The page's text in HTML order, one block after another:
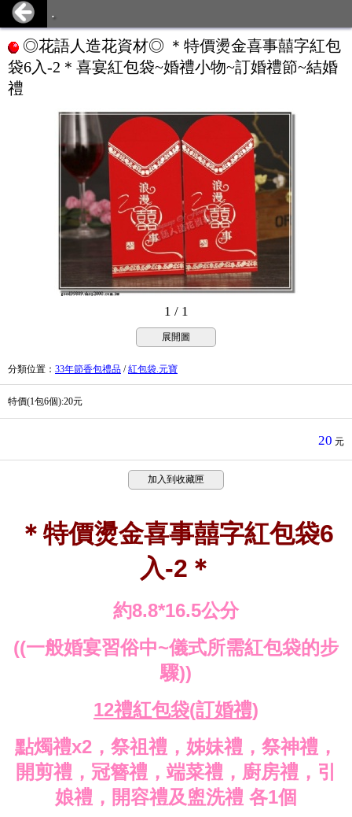
.
◎花語人造花資材◎ ＊特價燙金喜事囍字紅包
袋6入-2＊喜宴紅包袋~婚禮小物~訂婚禮節~結婚
禮
1 / 1
展開圖
分類位置 ： 33年節香包禮品 /紅包袋.元寶
特價(1包6個):20元
20 元
加入到收藏匣
＊特價燙金喜事囍字紅包袋6
入-2＊
約8.8*16.5公分
((一般婚宴習俗中~儀式所需紅包袋的步
驟))
12禮紅包袋(訂婚禮)
點燭禮x2，祭祖禮，姊妹禮，祭神禮，
開剪禮，冠簪禮，端菜禮，廚房禮，引
娘禮，開容禮及盥洗禮 各1個